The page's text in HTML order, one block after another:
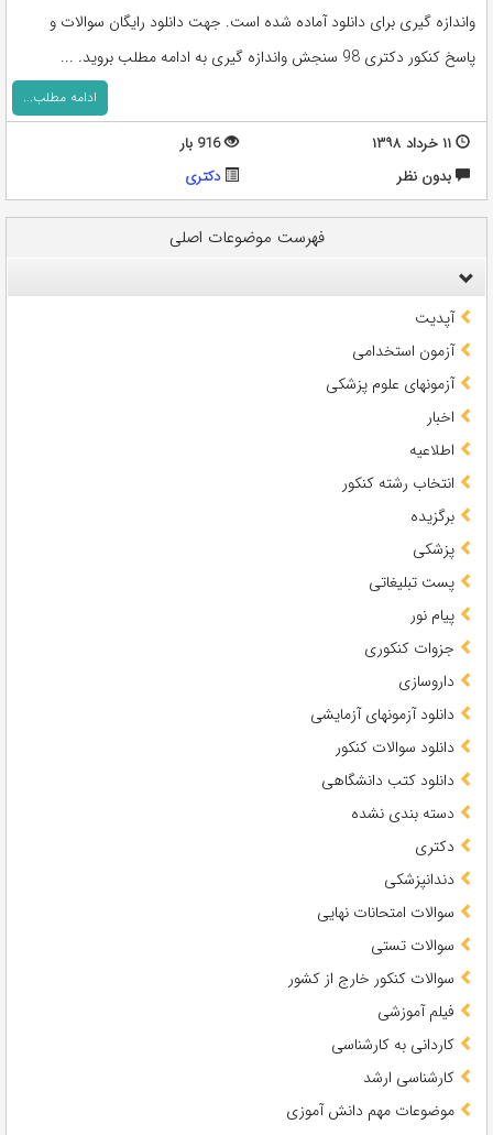
واندازه گیری برای دانلود آماده شده است. جهت دانلود رایگان سوالات و
پاسخ کنکور دکتری 98 سنجش واندازه گیری به ادامه مطلب بروید. ...
ادامه مطلب...
۱۱ خرداد ۱۳۹۸
916 بار
بدون نظر
دکتری
فهرست موضوعات اصلی
آپدیت
آزمون استخدامی
آزمونهای علوم پزشکی
اخبار
اطلاعیه
انتخاب رشته کنکور
برگزیده
پزشکی
پست تبلیغاتی
پیام نور
جزوات کنکوری
داروسازی
دانلود آزمونهای آزمایشی
دانلود سوالات کنکور
دانلود کتب دانشگاهی
دسته بندی نشده
دکتری
دندانپزشکی
سوالات امتحانات نهایی
سوالات تستی
سوالات کنکور خارج از کشور
فیلم آموزشی
کاردانی به کارشناسی
کارشناسی ارشد
موضوعات مهم دانش آموزی